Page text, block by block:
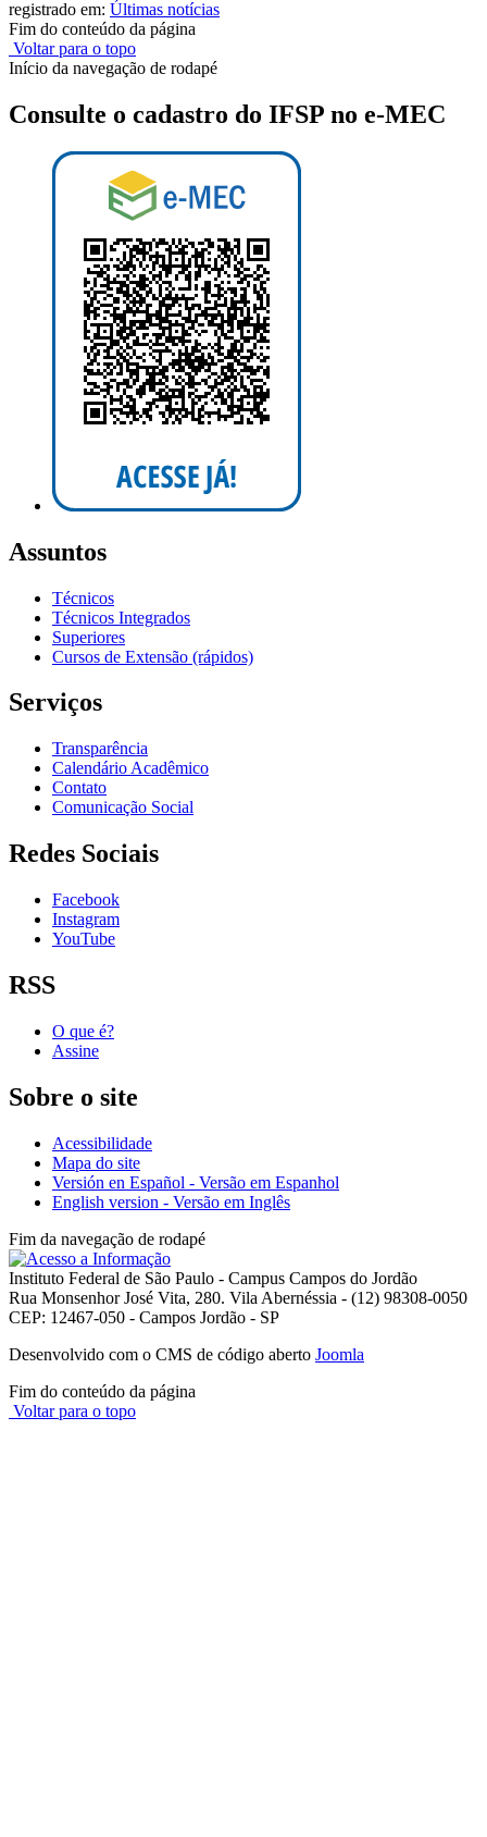
registrado em: Últimas notícias
Fim do conteúdo da página
Voltar para o topo
Início da navegação de rodapé
Consulte o cadastro do IFSP no e-MEC
Assuntos
Técnicos
Técnicos Integrados
Superiores
Cursos de Extensão (rápidos)
Serviços
Transparência
Calendário Acadêmico
Contato
Comunicação Social
Redes Sociais
Facebook
Instagram
YouTube
RSS
O que é?
Assine
Sobre o site
Acessibilidade
Mapa do site
Versión en Español - Versão em Espanhol
English version - Versão em Inglês
Fim da navegação de rodapé
Instituto Federal de São Paulo - Campus Campos do Jordão
Rua Monsenhor José Vita, 280. Vila Abernéssia - (12) 98308-0050
CEP: 12467-050 - Campos Jordão - SP
Desenvolvido com o CMS de código aberto Joomla
Fim do conteúdo da página
Voltar para o topo